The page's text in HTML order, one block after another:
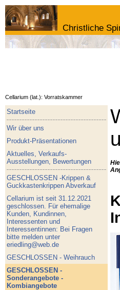
Christliche
Cellarium (lat.): Vorratskammer
Startseite
Wir über uns
Produkt-Präsentationen
Aktuelles, Verkaufs-
Ausstellungen, Bewertungen
GESCHLOSSEN -Krippen &
Guckkastenkrippen Abverkauf
Cellarium ist seit 31.12.2021
geschlossen. Für ehemalige
Kunden, Kundinnen,
Interessenten und
Interessentinnen: Bei Fragen
bitte melden unter
eriedling@web.de
GESCHLOSSEN - Weihrauch
GESCHLOSSEN -
Sonderangebote -
Kombiangebote